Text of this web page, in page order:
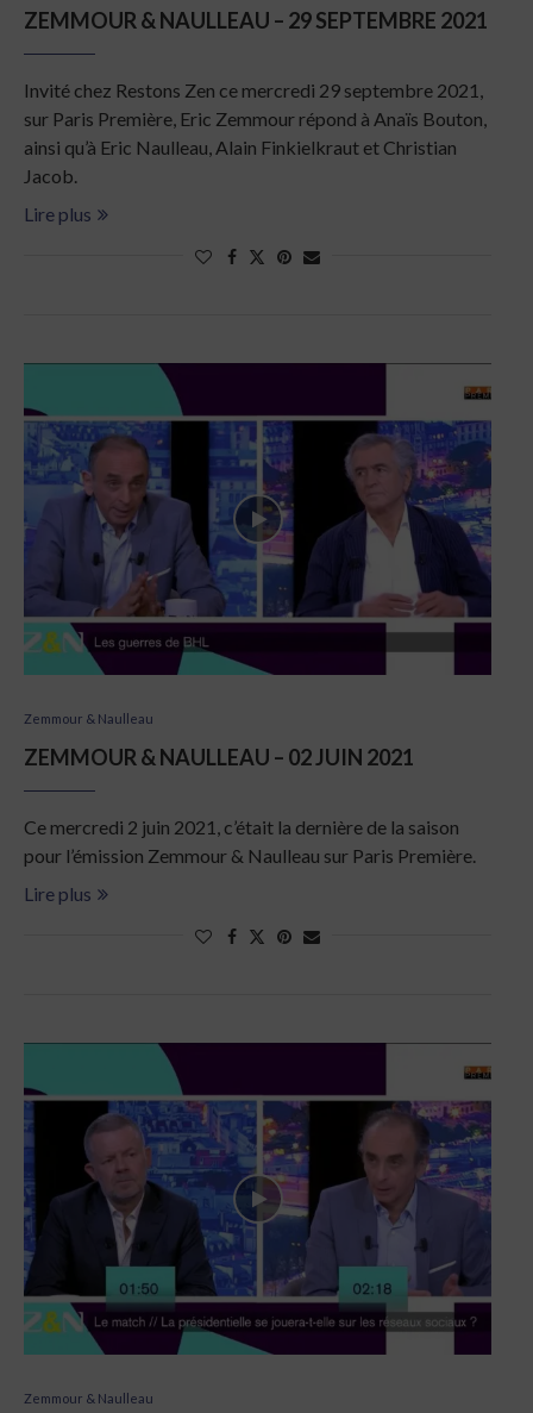
ZEMMOUR & NAULLEAU – 29 SEPTEMBRE 2021
Invité chez Restons Zen ce mercredi 29 septembre 2021,
sur Paris Première, Eric Zemmour répond à Anaïs Bouton,
ainsi qu’à Eric Naulleau, Alain Finkielkraut et Christian
Jacob.
Lire plus
Zemmour & Naulleau
ZEMMOUR & NAULLEAU – 02 JUIN 2021
Ce mercredi 2 juin 2021, c’était la dernière de la saison
pour l’émission Zemmour & Naulleau sur Paris Première.
Lire plus
Zemmour & Naulleau